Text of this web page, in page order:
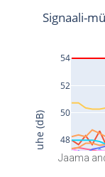
Jaama